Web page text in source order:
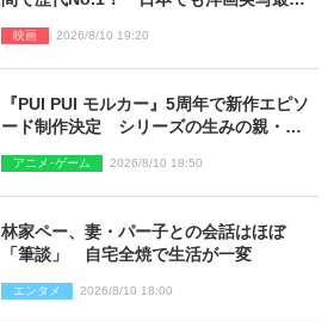
映画 2026/8/10 19:20
『PUI PUI モルカー』5周年で新作エピソ
ード制作決定 シリーズの生みの親・見
アニメ･ゲーム 2026/8/10 18:50
林家ペー、妻・パー子との会話はほぼ
「筆談」 自宅全焼で生活が一変
エンタメ 2026/8/10 18:00